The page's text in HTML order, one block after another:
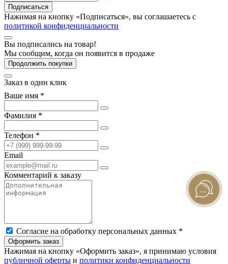
Подписаться
Нажимая на кнопку «Подписаться», вы соглашаетесь с
политикой конфиденциальности
Вы подписались на товар!
Мы сообщим, когда он появится в продаже
Продолжить покупки
Заказ в один клик
Ваше имя *
Фамилия *
Телефон *
Email
Комментарий к заказу
Согласие на обработку персональных данных *
Оформить заказ
Нажимая на кнопку «Оформить заказ», я принимаю условия
публичной оферты и политики конфиденциальности